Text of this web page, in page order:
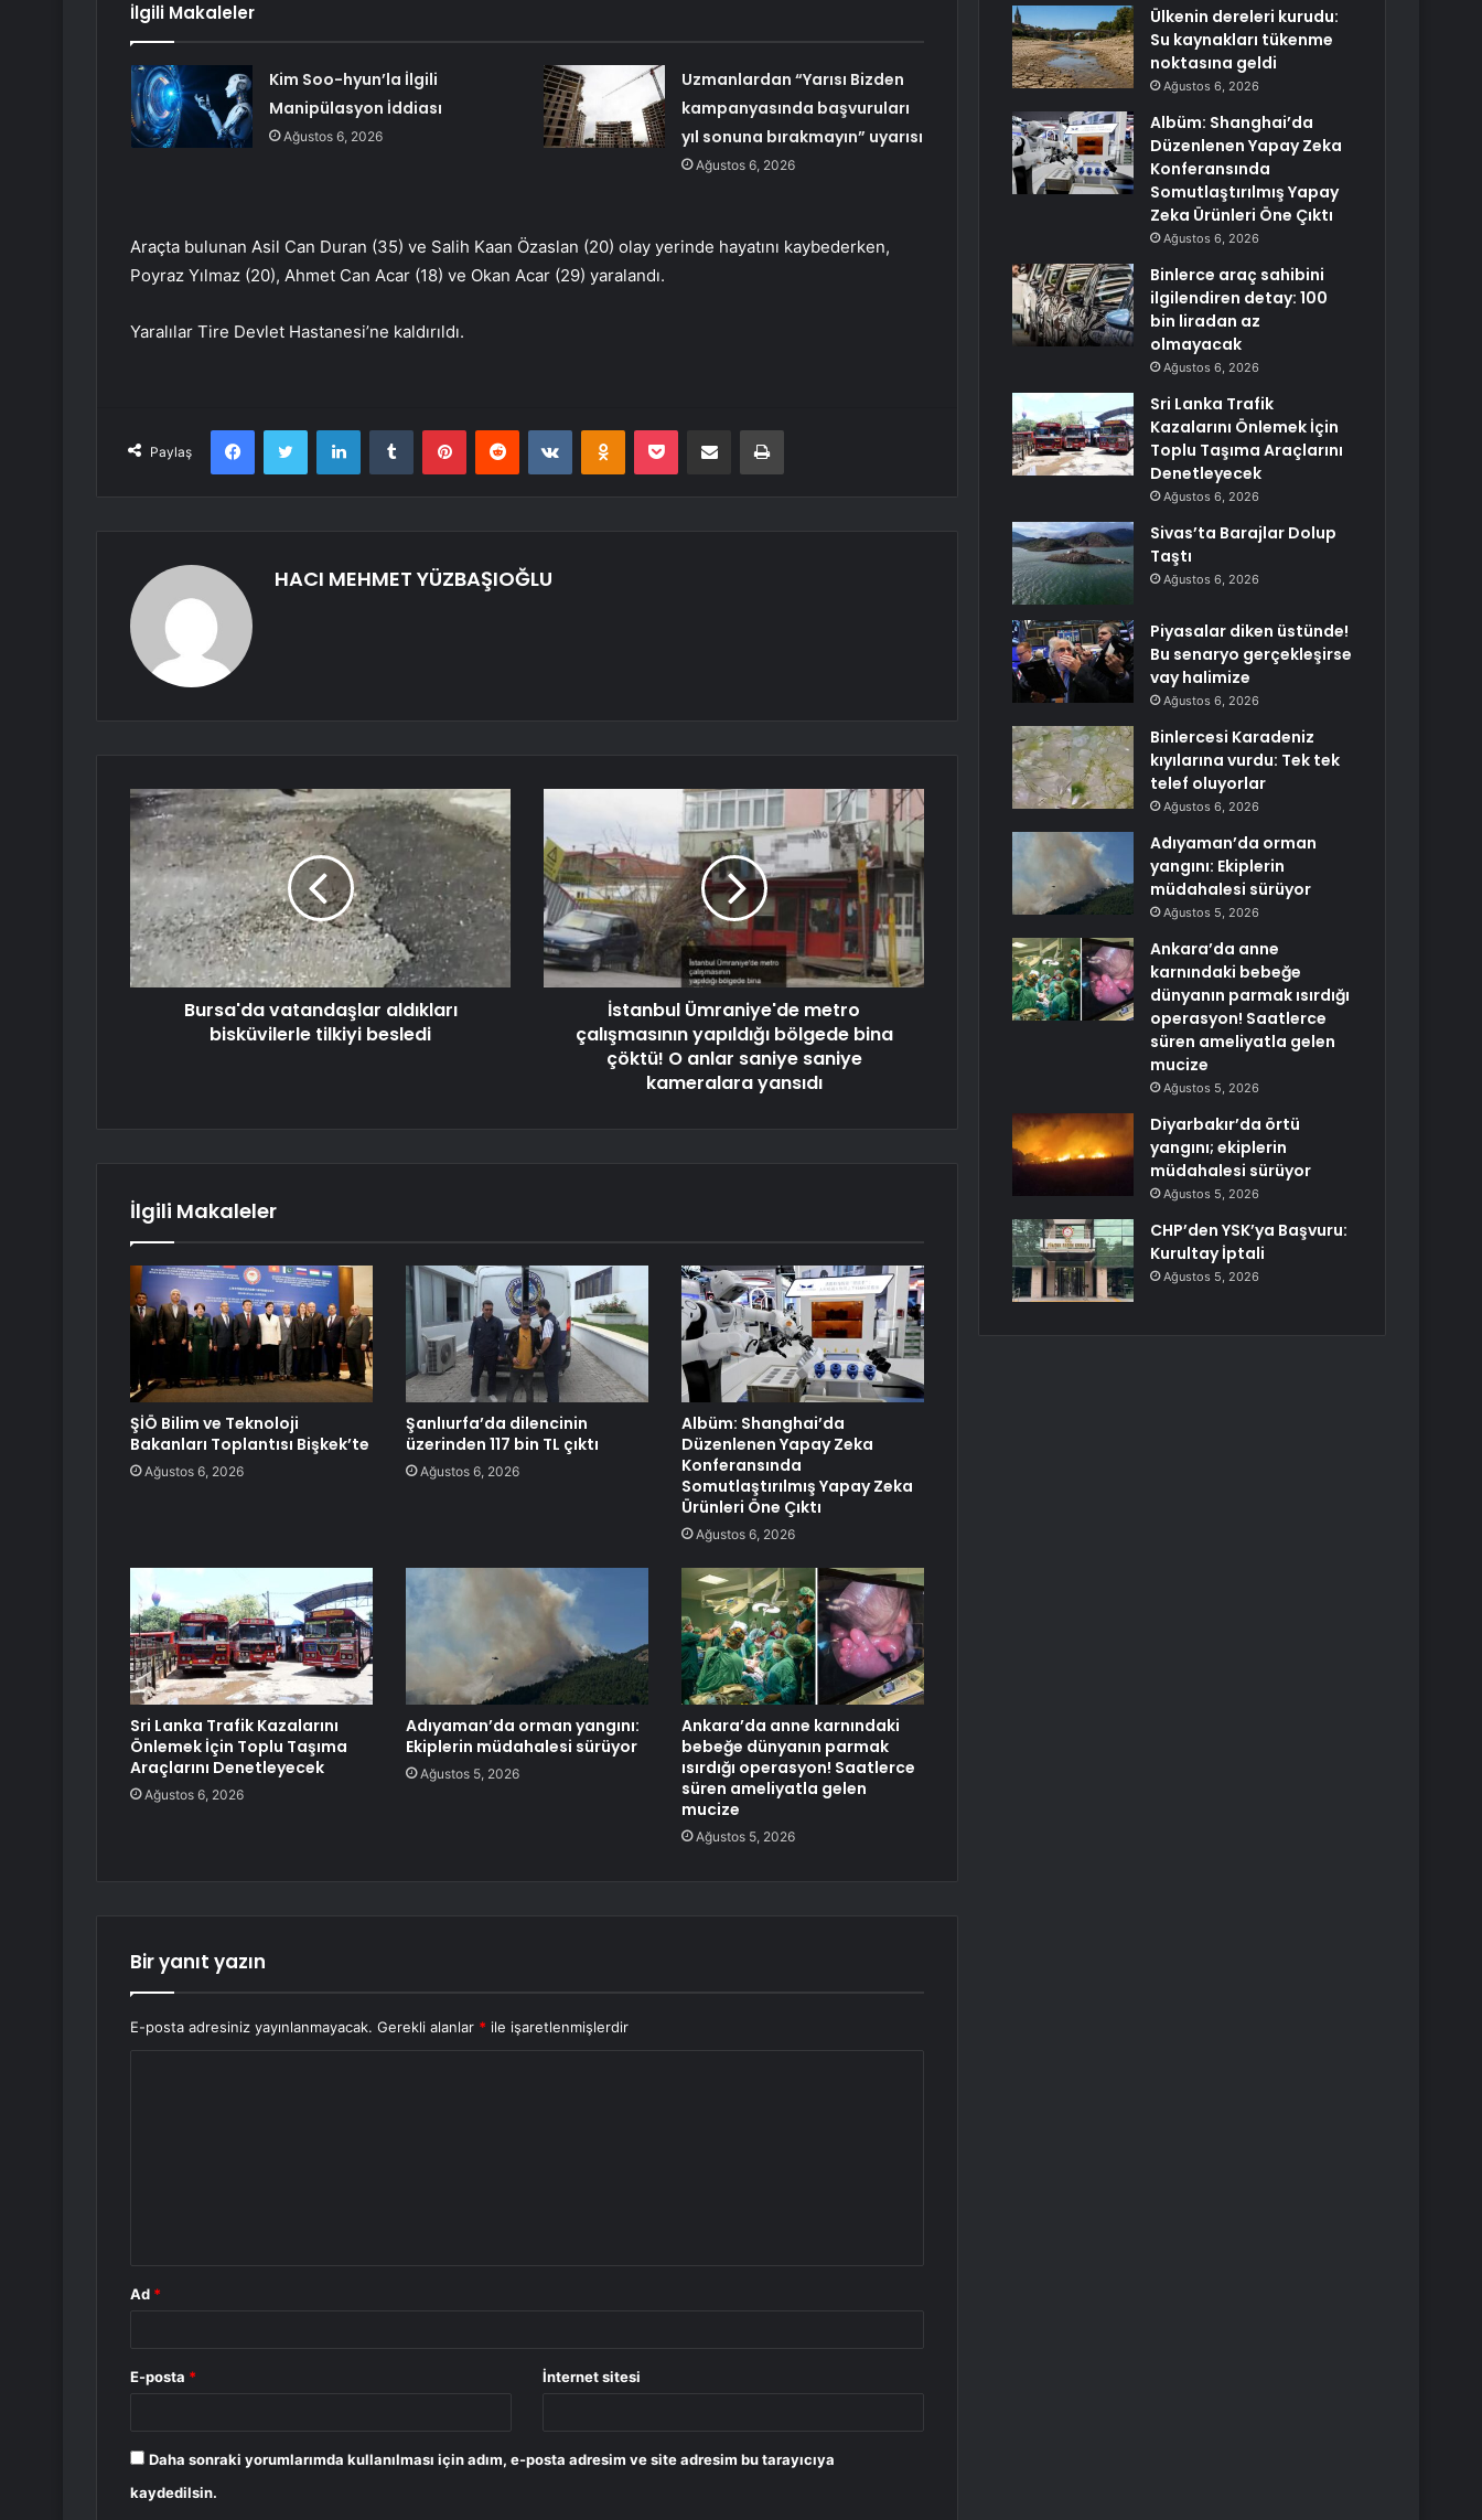
İlgili Makaleler
Kim Soo-hyun’la İlgili
Manipülasyon İddiası
Ağustos 6, 2026
Uzmanlardan “Yarısı Bizden
kampanyasında başvuruları
yıl sonuna bırakmayın” uyarısı
Ağustos 6, 2026
Araçta bulunan Asil Can Duran (35) ve Salih Kaan Özaslan (20) olay yerinde hayatını kaybederken,
Poyraz Yılmaz (20), Ahmet Can Acar (18) ve Okan Acar (29) yaralandı.
Yaralılar Tire Devlet Hastanesi’ne kaldırıldı.
Paylaş
FacebookTwitter LinkedInTumblr PinterestReddit VKontakteOdnoklassniki
Pocket E-Posta ile paylaş Yazdır
HACI MEHMET YÜZBAŞIOĞLU
Bursa'da vatandaşlar aldıkları
bisküvilerle tilkiyi besledi
İstanbul Ümraniye'de metro
çalışmasının yapıldığı bölgede bina
çöktü! O anlar saniye saniye
kameralara yansıdı
İlgili Makaleler
ŞİÖ Bilim ve Teknoloji
Bakanları Toplantısı Bişkek’te
Ağustos 6, 2026
Şanlıurfa’da dilencinin
üzerinden 117 bin TL çıktı
Ağustos 6, 2026
Albüm: Shanghai’da
Düzenlenen Yapay Zeka
Konferansında
Somutlaştırılmış Yapay Zeka
Ürünleri Öne Çıktı
Ağustos 6, 2026
Sri Lanka Trafik Kazalarını
Önlemek İçin Toplu Taşıma
Araçlarını Denetleyecek
Ağustos 6, 2026
Adıyaman’da orman yangını:
Ekiplerin müdahalesi sürüyor
Ağustos 5, 2026
Ankara’da anne karnındaki
bebeğe dünyanın parmak
ısırdığı operasyon! Saatlerce
süren ameliyatla gelen
mucize
Ağustos 5, 2026
Bir yanıt yazın
E-posta adresiniz yayınlanmayacak. Gerekli alanlar * ile işaretlenmişlerdir
Ad *
E-posta * İnternet sitesi
Daha sonraki yorumlarımda kullanılması için adım, e-posta adresim ve site adresim bu tarayıcıya
kaydedilsin.
Ülkenin dereleri kurudu:
Su kaynakları tükenme
noktasına geldi
Ağustos 6, 2026
Albüm: Shanghai’da
Düzenlenen Yapay Zeka
Konferansında
Somutlaştırılmış Yapay
Zeka Ürünleri Öne Çıktı
Ağustos 6, 2026
Binlerce araç sahibini
ilgilendiren detay: 100
bin liradan az
olmayacak
Ağustos 6, 2026
Sri Lanka Trafik
Kazalarını Önlemek İçin
Toplu Taşıma Araçlarını
Denetleyecek
Ağustos 6, 2026
Sivas’ta Barajlar Dolup
Taştı
Ağustos 6, 2026
Piyasalar diken üstünde!
Bu senaryo gerçekleşirse
vay halimize
Ağustos 6, 2026
Binlercesi Karadeniz
kıyılarına vurdu: Tek tek
telef oluyorlar
Ağustos 6, 2026
Adıyaman’da orman
yangını: Ekiplerin
müdahalesi sürüyor
Ağustos 5, 2026
Ankara’da anne
karnındaki bebeğe
dünyanın parmak ısırdığı
operasyon! Saatlerce
süren ameliyatla gelen
mucize
Ağustos 5, 2026
Diyarbakır’da örtü
yangını; ekiplerin
müdahalesi sürüyor
Ağustos 5, 2026
CHP’den YSK’ya Başvuru:
Kurultay İptali
Ağustos 5, 2026